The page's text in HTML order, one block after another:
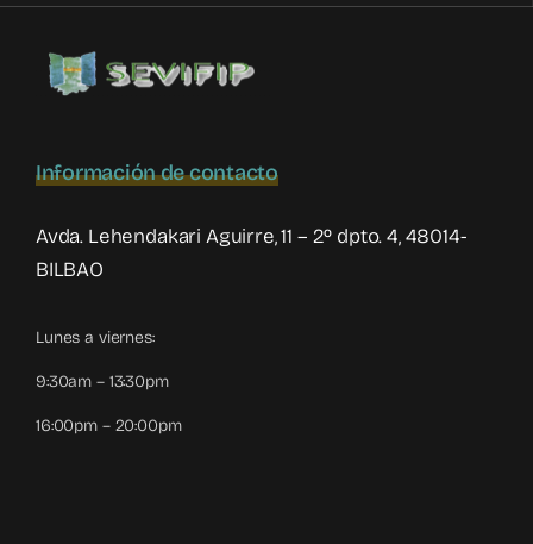
en
Información de contacto
Avda. Lehendakari Aguirre, 11 – 2º dpto. 4, 48014-
BILBAO
Lunes a viernes:
9:30am – 13:30pm
16:00pm – 20:00pm